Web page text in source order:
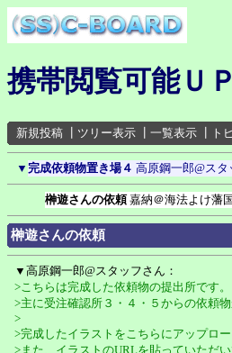
携帯閲覧可能Ｕ
新規投稿 ツリー表示 一覧表示 ト
▼ 完成依頼物置き場４ 高原鋼一郎@スタ
榊遊さんの依頼 嘉納＠海法よけ藩国
榊遊さんの依頼
▼高原鋼一郎@スタッフさん：
>こちらは完成した依頼物の提出所です。
>主に受注確認所３・４・５からの依頼物
>
>完成したイラストをこちらにアップロ
>また、イラストのURLを貼っていただい